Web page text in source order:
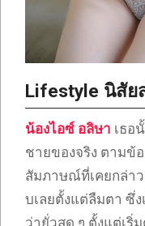
Lifestyle นิสัย
น้องไอซ์ อลิษา เธอ
ชายของจริง ตามข้
สัมภาษณ์ที่เคยกล่า
บเลยตั้งแต่ลืมตา ซึ่ง
ว่ายั่วสุด ๆ ตั้งแต่เริ่